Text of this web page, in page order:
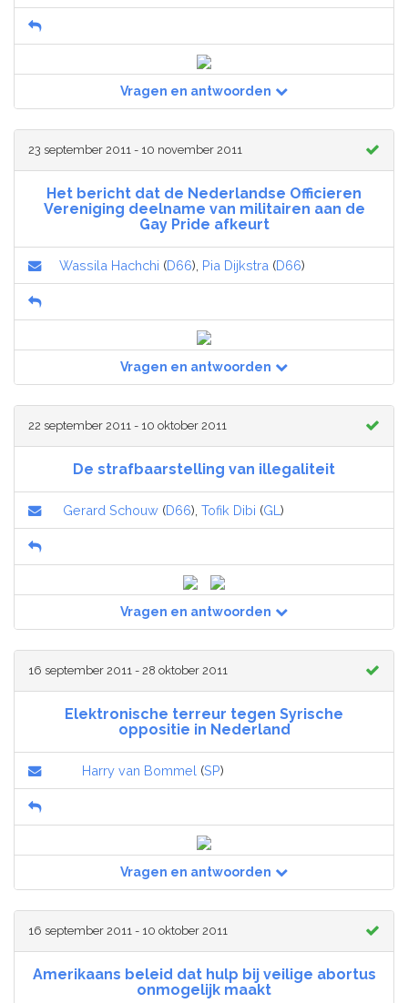
Vragen en antwoorden
23 september 2011 - 10 november 2011
Het bericht dat de Nederlandse Officieren
Vereniging deelname van militairen aan de
Gay Pride afkeurt
Wassila Hachchi (D66), Pia Dijkstra (D66)
Vragen en antwoorden
22 september 2011 - 10 oktober 2011
De strafbaarstelling van illegaliteit
Gerard Schouw (D66), Tofik Dibi (GL )
Vragen en antwoorden
16 september 2011 - 28 oktober 2011
Elektronische terreur tegen Syrische
oppositie in Nederland
Harry van Bommel (SP)
Vragen en antwoorden
16 september 2011 - 10 oktober 2011
Amerikaans beleid dat hulp bij veilige abortus
onmogelijk maakt